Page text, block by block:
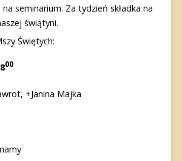
na seminarium. Za tydzień składka na
świątyni.
Świętych:
00
+Janina Majka